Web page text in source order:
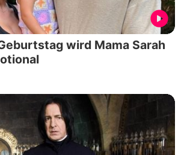
wird Mama Sarah